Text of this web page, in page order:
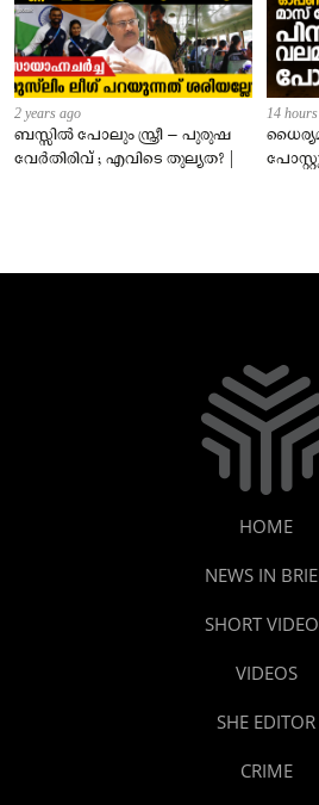
2 years ago
ബസ്സിൽ പോലും സ്ത്രീ – പുരുഷ
വേർതിരിവ് ; എവിടെ തുല്യത? |
14
HOME
NEWS IN
SHORT
VIDEOS
SHE EDITOR
CRIME